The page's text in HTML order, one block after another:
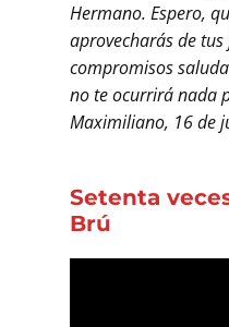
Hermano. Espero,
aprovecharás de
compromisos
no te ocurrirá nada
Maximiliano, 16 de
Setenta
Brú